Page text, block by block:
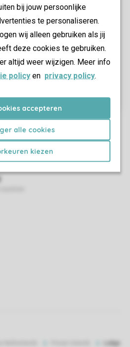
bij jouw persoonlijke
te personaliseren.
wij alleen gebruiken als jij
deze cookies te gebruiken.
altijd weer wijzigen. Meer info
policy en privacy policy.
accepteren
alle cookies
kiezen